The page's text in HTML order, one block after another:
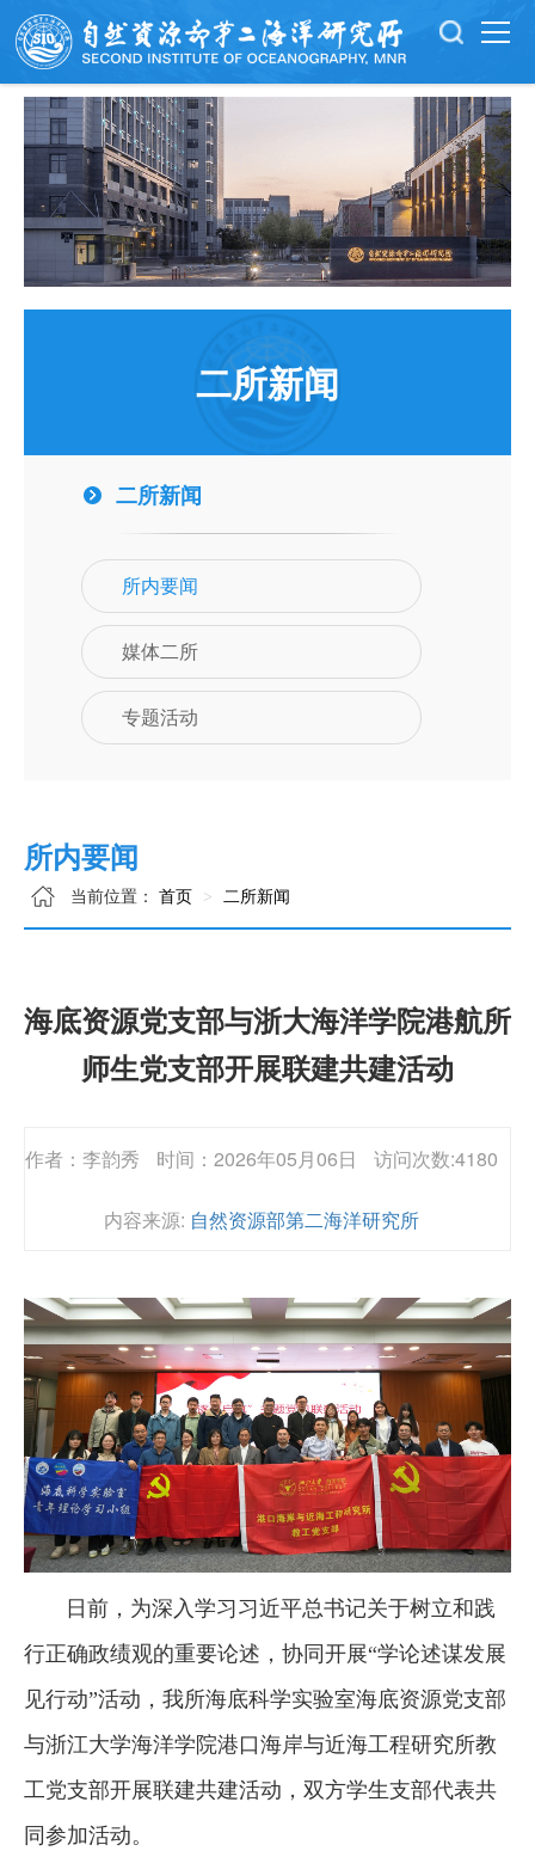
二所新闻
二所新闻
所内要闻
媒体二所
专题活动
所内要闻
当前位置： 首页 二所新闻
海底资源党支部与浙大海洋学院港航所
师生党支部开展联建共建活动
作者：李韵秀 时间：2026年05月06日 访问次数:4180
内容来源: 自然资源部第二海洋研究所
日前， 为深入学习习近平总书记关于树立和践
行正确政绩观的重要论述，协同开展“学论述谋发展
见行动”活动，我所海底科学实验室海底资源党支部
与浙江大学海洋学院港口海岸与近海工程研究所教
工党支部开展联建共建活动，双方学生支部代表共
同参加活动。